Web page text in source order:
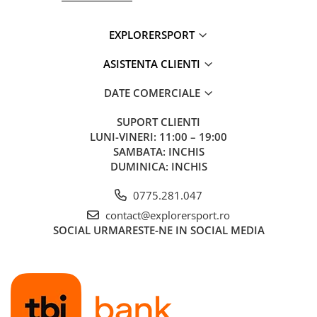
Incaltaminte drumetie
Intretinere echipamente
Rucsacuri & Accesorii
EXPLORERSPORT
ASISTENTA CLIENTI
DATE COMERCIALE
SUPORT CLIENTI
LUNI-VINERI: 11:00 – 19:00
SAMBATA: INCHIS
DUMINICA: INCHIS
0775.281.047
contact@explorersport.ro
SOCIAL URMARESTE-NE IN SOCIAL MEDIA